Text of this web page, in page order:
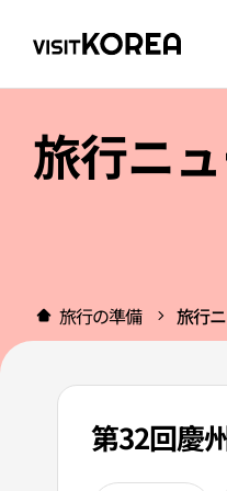
旅行ニ
旅行の準備 旅行
第32回慶